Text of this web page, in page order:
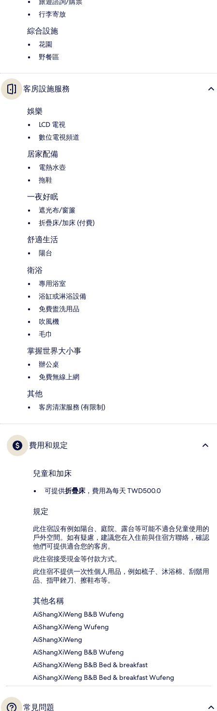
行李寄放
綜合設施
花園
野餐區
客房設施服務
娛樂
LCD 電視
數位電視頻道
居家配備
電熱水壺
拖鞋
一夜好眠
遮光布/窗簾
折疊床/加床 (付費)
舒適生活
陽台
衛浴
專用浴室
浴缸或淋浴設備
免費盥洗用品
吹風機
毛巾
掌握世界大小事
辦公桌
免費無線上網
其他
客房清潔服務 (有限制)
費用和規定
兒童和加床
可提供折疊床 ，費用為每天 TWD500.0
規定
此住宿設有例如陽台、庭院、露台等可能不適合兒童使用的
戶外空間。如有疑慮，建議您在入住前與住宿方聯絡，確認
他們可提供適合您的客房。
此住宿接受現金等付款方式。
此住宿不提供一次性個人用品，例如梳子、沐浴棉、刮鬍用
品、指甲銼刀、擦鞋布等。
其他名稱
AiShangXiWeng B&B Wufeng
AiShangXiWeng Wufeng
AiShangXiWeng
AiShangXiWeng B&B Wufeng
AiShangXiWeng B&B Bed & breakfast
AiShangXiWeng B&B Bed & breakfast Wufeng
常見問題